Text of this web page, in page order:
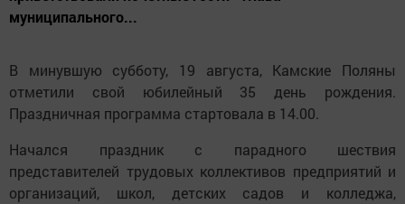
муниципального...
В минувшую субботу, 19 августа, Камские Поляны
отметили свой юбилейный 35 день рождения.
Праздничная программа стартовала в 14.00.
Начался праздник с парадного шествия
представителей трудовых коллективов предприятий и
организаций, школ, детских садов и колледжа,